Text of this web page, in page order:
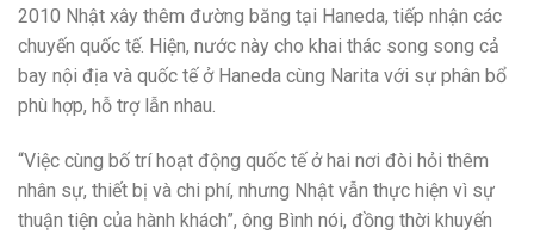
2010 Nhật xây thêm đường băng tại Haneda, tiếp nhận các
chuyến quốc tế. Hiện, nước này cho khai thác song song cả
bay nội địa và quốc tế ở Haneda cùng Narita với sự phân bổ
phù hợp, hỗ trợ lẫn nhau.
“Việc cùng bố trí hoạt động quốc tế ở hai nơi đòi hỏi thêm
nhân sự, thiết bị và chi phí, nhưng Nhật vẫn thực hiện vì sự
thuận tiện của hành khách”, ông Bình nói, đồng thời khuyến